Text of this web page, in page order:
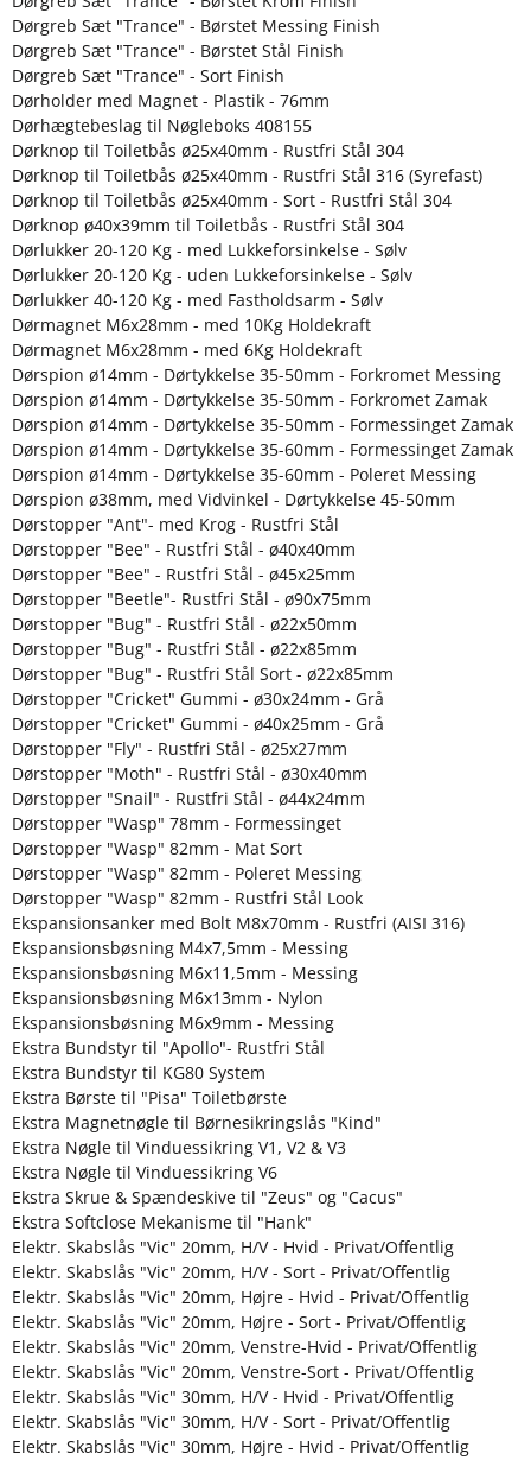
Dørgreb Sæt "Trance" - Børstet Messing Finish
Dørgreb Sæt "Trance" - Børstet Stål Finish
Dørgreb Sæt "Trance" - Sort Finish
Dørholder med Magnet - Plastik - 76mm
Dørhægtebeslag til Nøgleboks 408155
Dørknop til Toiletbås ø25x40mm - Rustfri Stål 304
Dørknop til Toiletbås ø25x40mm - Rustfri Stål 316 (Syrefast)
Dørknop til Toiletbås ø25x40mm - Sort - Rustfri Stål 304
Dørknop ø40x39mm til Toiletbås - Rustfri Stål 304
Dørlukker 20-120 Kg - med Lukkeforsinkelse - Sølv
Dørlukker 20-120 Kg - uden Lukkeforsinkelse - Sølv
Dørlukker 40-120 Kg - med Fastholdsarm - Sølv
Dørmagnet M6x28mm - med 10Kg Holdekraft
Dørmagnet M6x28mm - med 6Kg Holdekraft
Dørspion ø14mm - Dørtykkelse 35-50mm - Forkromet Messing
Dørspion ø14mm - Dørtykkelse 35-50mm - Forkromet Zamak
Dørspion ø14mm - Dørtykkelse 35-50mm - Formessinget Zamak
Dørspion ø14mm - Dørtykkelse 35-60mm - Formessinget Zamak
Dørspion ø14mm - Dørtykkelse 35-60mm - Poleret Messing
Dørspion ø38mm, med Vidvinkel - Dørtykkelse 45-50mm
Dørstopper "Ant"- med Krog - Rustfri Stål
Dørstopper "Bee" - Rustfri Stål - ø40x40mm
Dørstopper "Bee" - Rustfri Stål - ø45x25mm
Dørstopper "Beetle"- Rustfri Stål - ø90x75mm
Dørstopper "Bug" - Rustfri Stål - ø22x50mm
Dørstopper "Bug" - Rustfri Stål - ø22x85mm
Dørstopper "Bug" - Rustfri Stål Sort - ø22x85mm
Dørstopper "Cricket" Gummi - ø30x24mm - Grå
Dørstopper "Cricket" Gummi - ø40x25mm - Grå
Dørstopper "Fly" - Rustfri Stål - ø25x27mm
Dørstopper "Moth" - Rustfri Stål - ø30x40mm
Dørstopper "Snail" - Rustfri Stål - ø44x24mm
Dørstopper "Wasp" 78mm - Formessinget
Dørstopper "Wasp" 82mm - Mat Sort
Dørstopper "Wasp" 82mm - Poleret Messing
Dørstopper "Wasp" 82mm - Rustfri Stål Look
Ekspansionsanker med Bolt M8x70mm - Rustfri (AISI 316)
Ekspansionsbøsning M4x7,5mm - Messing
Ekspansionsbøsning M6x11,5mm - Messing
Ekspansionsbøsning M6x13mm - Nylon
Ekspansionsbøsning M6x9mm - Messing
Ekstra Bundstyr til "Apollo"- Rustfri Stål
Ekstra Bundstyr til KG80 System
Ekstra Børste til "Pisa" Toiletbørste
Ekstra Magnetnøgle til Børnesikringslås "Kind"
Ekstra Nøgle til Vinduessikring V1, V2 & V3
Ekstra Nøgle til Vinduessikring V6
Ekstra Skrue & Spændeskive til "Zeus" og "Cacus"
Ekstra Softclose Mekanisme til "Hank"
Elektr. Skabslås "Vic" 20mm, H/V - Hvid - Privat/Offentlig
Elektr. Skabslås "Vic" 20mm, H/V - Sort - Privat/Offentlig
Elektr. Skabslås "Vic" 20mm, Højre - Hvid - Privat/Offentlig
Elektr. Skabslås "Vic" 20mm, Højre - Sort - Privat/Offentlig
Elektr. Skabslås "Vic" 20mm, Venstre-Hvid - Privat/Offentlig
Elektr. Skabslås "Vic" 20mm, Venstre-Sort - Privat/Offentlig
Elektr. Skabslås "Vic" 30mm, H/V - Hvid - Privat/Offentlig
Elektr. Skabslås "Vic" 30mm, H/V - Sort - Privat/Offentlig
Elektr. Skabslås "Vic" 30mm, Højre - Hvid - Privat/Offentlig